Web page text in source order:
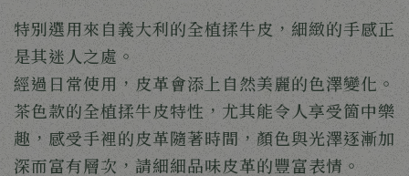
特別選用來自義大利的全植揉牛皮，細緻的手感正
是其迷人之處。
經過日常使用，皮革會添上自然美麗的色澤變化。
茶色款的全植揉牛皮特性，尤其能令人享受箇中樂
趣，感受手裡的皮革隨著時間，顏色與光澤逐漸加
深而富有層次，請細細品味皮革的豐富表情。